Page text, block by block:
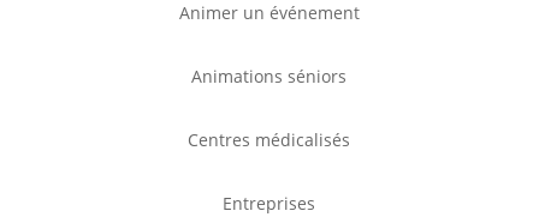
Animer un événement
Animations séniors
Centres médicalisés
Entreprises